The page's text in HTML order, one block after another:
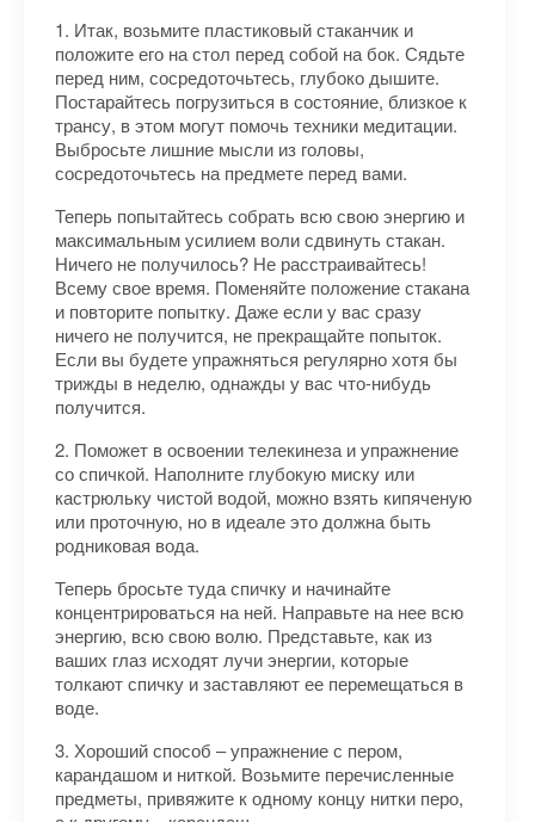
1. Итак, возьмите пластиковый стаканчик и
положите его на стол перед собой на бок. Сядьте
перед ним, сосредоточьтесь, глубоко дышите.
Постарайтесь погрузиться в состояние, близкое к
трансу, в этом могут помочь техники медитации.
Выбросьте лишние мысли из головы,
сосредоточьтесь на предмете перед вами.
Теперь попытайтесь собрать всю свою энергию и
максимальным усилием воли сдвинуть стакан.
Ничего не получилось? Не расстраивайтесь!
Всему свое время. Поменяйте положение стакана
и повторите попытку. Даже если у вас сразу
ничего не получится, не прекращайте попыток.
Если вы будете упражняться регулярно хотя бы
трижды в неделю, однажды у вас что-нибудь
получится.
2. Поможет в освоении телекинеза и упражнение
со спичкой. Наполните глубокую миску или
кастрюльку чистой водой, можно взять кипяченую
или проточную, но в идеале это должна быть
родниковая вода.
Теперь бросьте туда спичку и начинайте
концентрироваться на ней. Направьте на нее всю
энергию, всю свою волю. Представьте, как из
ваших глаз исходят лучи энергии, которые
толкают спичку и заставляют ее перемещаться в
воде.
3. Хороший способ – упражнение с пером,
карандашом и ниткой. Возьмите перечисленные
предметы, привяжите к одному концу нитки перо,